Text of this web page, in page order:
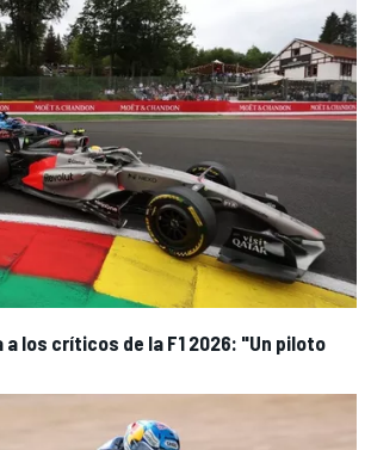
los críticos de la F1 2026: "Un piloto